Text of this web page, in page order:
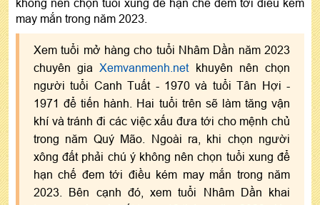
may mắn trong năm 2023.
Xem tuổi mở hàng cho tuổi Nhâm Dần năm 2023
chuyên giaXemvanmenh.netkhuyên nên chọn
người tuổi Canh Tuất - 1970 và tuổi Tân Hợi -
1971 để tiến hành. Hai tuổi trên sẽ làm tăng vận
khí và tránh đi các việc xấu đưa tới cho mệnh chủ
trong năm Quý Mão. Ngoài ra, khi chọn người
xông đất phải chú ý không nên chọn tuổi xung để
hạn chế đem tới điều kém may mắn trong năm
2023. Bên cạnh đó, xem tuổi Nhâm Dần khai